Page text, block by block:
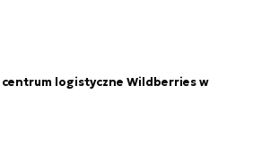
centrum logistyczne Wildberries w